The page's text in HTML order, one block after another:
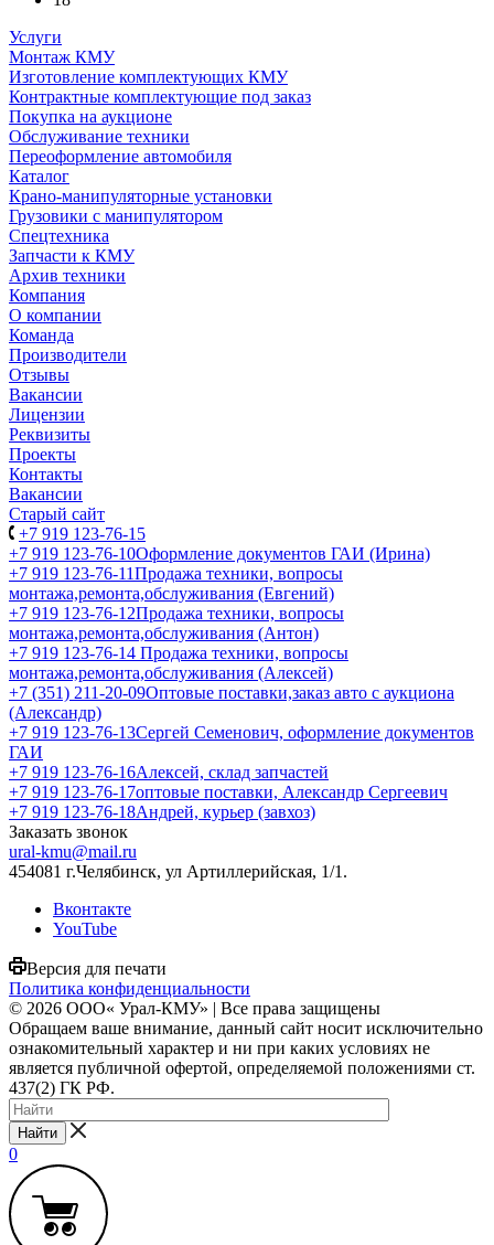
Услуги
Монтаж КМУ
Изготовление комплектующих КМУ
Контрактные комплектующие под заказ
Покупка на аукционе
Обслуживание техники
Переоформление автомобиля
Каталог
Крано-манипуляторные установки
Грузовики с манипулятором
Спецтехника
Запчасти к КМУ
Архив техники
Компания
О компании
Команда
Производители
Отзывы
Вакансии
Лицензии
Реквизиты
Проекты
Контакты
Вакансии
Старый сайт
+7 919 123-76-15
+7 919 123-76-10Оформление документов ГАИ (Ирина)
+7 919 123-76-11Продажа техники, вопросы
монтажа,ремонта,обслуживания (Евгений)
+7 919 123-76-12Продажа техники, вопросы
монтажа,ремонта,обслуживания (Антон)
+7 919 123-76-14 Продажа техники, вопросы
монтажа,ремонта,обслуживания (Алексей)
+7 (351) 211-20-09Оптовые поставки,заказ авто с аукциона
(Александр)
+7 919 123-76-13Сергей Семенович, оформление документов
ГАИ
+7 919 123-76-16Алексей, склад запчастей
+7 919 123-76-17оптовые поставки, Александр Сергеевич
+7 919 123-76-18Андрей, курьер (завхоз)
Заказать звонок
ural-kmu@mail.ru
454081 г.Челябинск, ул Артиллерийская, 1/1.
Вконтакте
YouTube
Версия для печати
Политика конфиденциальности
© 2026 ООО« Урал-КМУ» | Все права защищены
Обращаем ваше внимание, данный сайт носит исключительно
ознакомительный характер и ни при каких условиях не
является публичной офертой, определяемой положениями ст.
437(2) ГК РФ.
Найти
0